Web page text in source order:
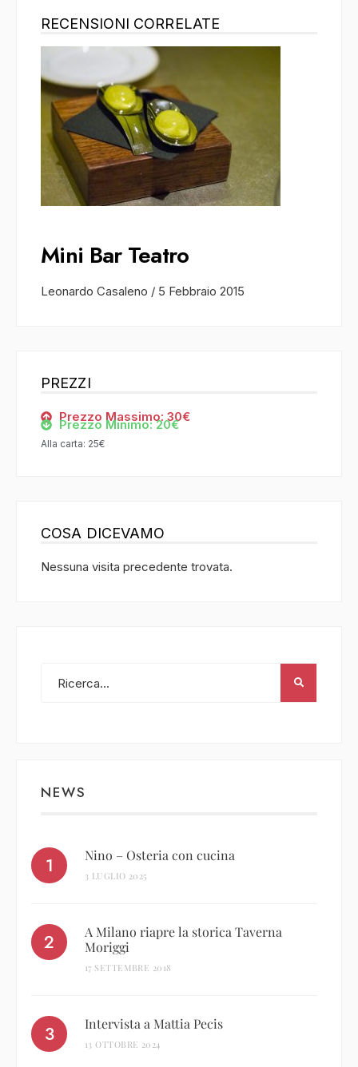
RECENSIONI CORRELATE
Mini Bar Teatro
Leonardo Casaleno / 5 Febbraio 2015
PREZZI
Prezzo Massimo: 30€
Prezzo Minimo: 20€
Alla carta: 25€
COSA DICEVAMO
Nessuna visita precedente trovata.
NEWS
Nino – Osteria con cucina
3 LUGLIO 2025
A Milano riapre la storica Taverna
Moriggi
17 SETTEMBRE 2018
Intervista a Mattia Pecis
13 OTTOBRE 2024